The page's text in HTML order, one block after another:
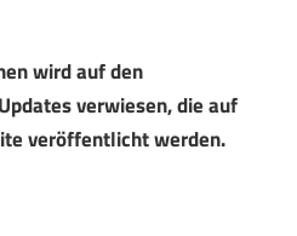
wird auf den
verwiesen, die auf
veröffentlicht werden.